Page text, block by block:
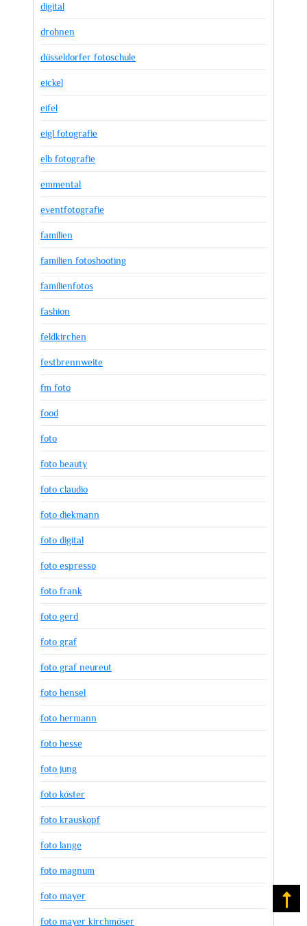
digital
drohnen
düsseldorfer fotoschule
eickel
eifel
eigl fotografie
elb fotografie
emmental
eventfotografie
familien
familien fotoshooting
familienfotos
fashion
feldkirchen
festbrennweite
fm foto
food
foto
foto beauty
foto claudio
foto diekmann
foto digital
foto espresso
foto frank
foto gerd
foto graf
foto graf neureut
foto hensel
foto hermann
foto hesse
foto jung
foto köster
foto krauskopf
foto lange
foto magnum
foto mayer
foto mayer kirchmöser